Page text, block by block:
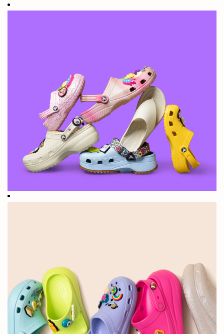
豆知
識：
2002年、当
社は誰も見た
ことがないほ
どユニークな
界に発信しま
いと感じた方
もいるでしょ
う。
何億足もの靴
の販売を経た
+850mm
2002年の創
業以来、世界
中で販売され